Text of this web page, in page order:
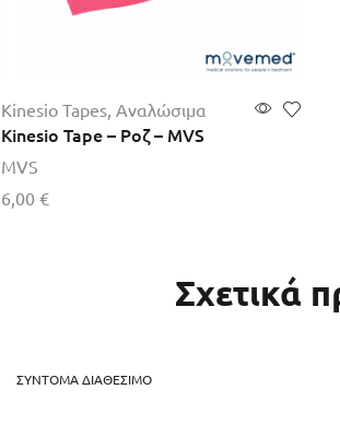
Kinesio Tapes, Αναλώσιμα
Kinesio Tape – Ροζ – MVS
MVS
6,00 €
Σχετικά
ΣΎΝΤΟΜΑ ΔΙΑΘΈΣΙΜΟ